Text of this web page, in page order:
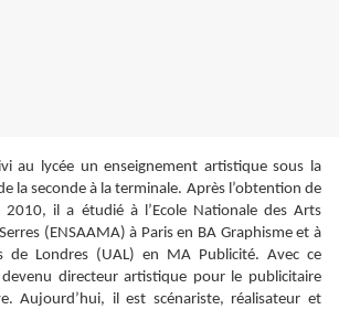
au lycée un enseignement artistique sous la
la seconde à la terminale. Après l’obtention de
2010, il a étudié à l’Ecole Nationale des Arts
(ENSAAMA) à Paris en BA Graphisme et à
de Londres (UAL) en MA Publicité. Avec ce
directeur artistique pour le publicitaire
Aujourd’hui, il est scénariste, réalisateur et